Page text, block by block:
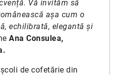
Vă invităm să
așa cum o
echilibrată, elegantă și
Ana Consulea,
de cofetărie din